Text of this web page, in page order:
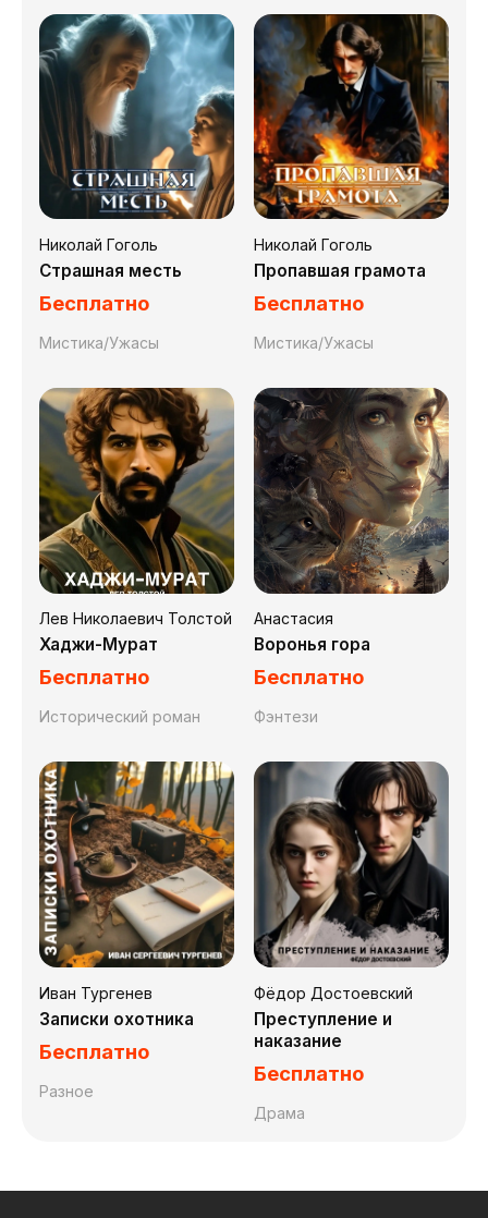
Николай Гоголь
Страшная месть
Бесплатно
Мистика/Ужасы
Николай Гоголь
Пропавшая грамота
Бесплатно
Мистика/Ужасы
Лев Николаевич Толстой
Хаджи-Мурат
Бесплатно
Исторический роман
Анастасия
Воронья гора
Бесплатно
Фэнтези
Иван Тургенев
Записки охотника
Бесплатно
Разное
Фёдор Достоевский
Преступление и
наказание
Бесплатно
Драма